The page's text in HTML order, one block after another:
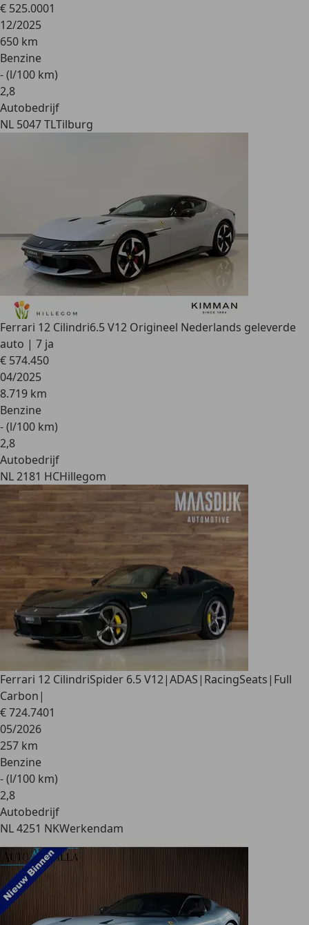
€ 525.0001
12/2025
650 km
Benzine
- (l/100 km)
2,8
Autobedrijf
NL 5047 TLTilburg
Ferrari 12 Cilindri6.5 V12 Origineel Nederlands geleverde
auto | 7 ja
€ 574.450
04/2025
8.719 km
Benzine
- (l/100 km)
2,8
Autobedrijf
NL 2181 HCHillegom
Ferrari 12 CilindriSpider 6.5 V12|ADAS|RacingSeats|Full
Carbon|
€ 724.7401
05/2026
257 km
Benzine
- (l/100 km)
2,8
Autobedrijf
NL 4251 NKWerkendam